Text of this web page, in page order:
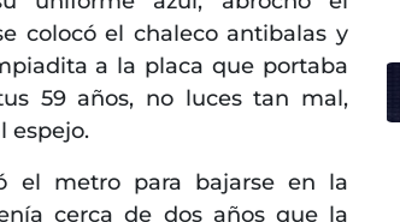
colocó el chaleco antibalas y
a la placa que portaba
59 años, no luces tan mal,
espejo.
el metro para bajarse en la
cerca de dos años que la